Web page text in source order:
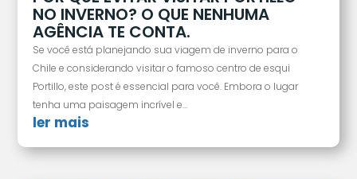
NO INVERNO? O QUE NENHUMA
AGÊNCIA TE CONTA.
Se você está planejando sua viagem de inverno para o
Chile e considerando visitar o famoso centro de esqui
Portillo, este post é essencial para você. Embora o lugar
tenha uma paisagem incrível e...
ler mais